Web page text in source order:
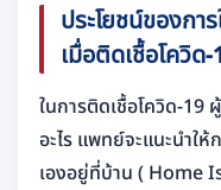
ประโยชน์ของกา
เมื่อติดเชื้อโควิด
ในการติดเชื้อโควิด-19
อะไร แพทย์จะแนะนำใ
เองอยู่ที่บ้าน ( Home